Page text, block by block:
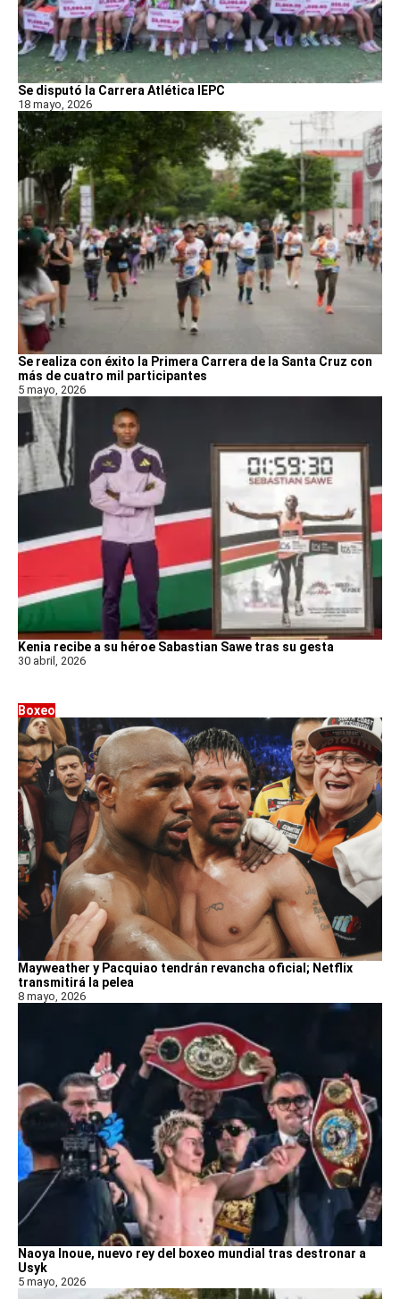
Se disputó la Carrera Atlética IEPC
18 mayo, 2026
Se realiza con éxito la Primera Carrera de la Santa Cruz con
más de cuatro mil participantes
5 mayo, 2026
Kenia recibe a su héroe Sabastian Sawe tras su gesta
30 abril, 2026
Boxeo
Mayweather y Pacquiao tendrán revancha oficial; Netflix
transmitirá la pelea
8 mayo, 2026
Naoya Inoue, nuevo rey del boxeo mundial tras destronar a
Usyk
5 mayo, 2026